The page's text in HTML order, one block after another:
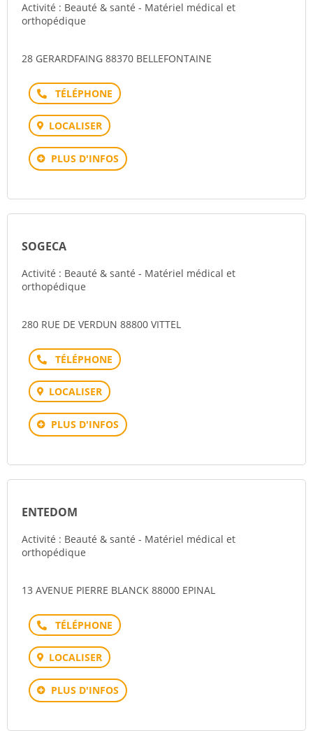
Activité : Beauté & santé - Matériel médical et
orthopédique
28 GERARDFAING 88370 BELLEFONTAINE
Téléphone
LOCALISER
PLUS D'INFOS
SOGECA
Activité : Beauté & santé - Matériel médical et
orthopédique
280 RUE DE VERDUN 88800 VITTEL
Téléphone
LOCALISER
PLUS D'INFOS
ENTEDOM
Activité : Beauté & santé - Matériel médical et
orthopédique
13 AVENUE PIERRE BLANCK 88000 EPINAL
Téléphone
LOCALISER
PLUS D'INFOS